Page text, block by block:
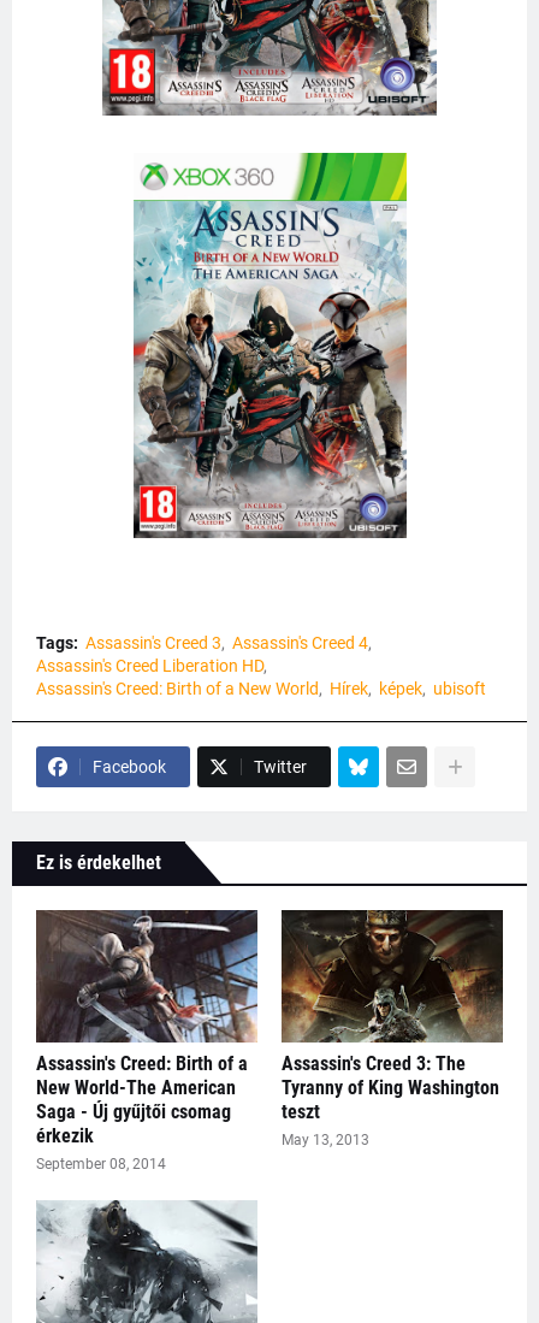
Tags: Assassin's Creed 3
Assassin's Creed 4
Assassin's Creed Liberation HD
Assassin's Creed: Birth of a New World
Hírek képek ubisoft
Facebook Twitter
Ez is érdekelhet
Assassin's Creed: Birth of a
New World-The American
Saga - Új gyűjtői csomag
érkezik
September 08, 2014
Assassin's Creed 3: The
Tyranny of King Washington
teszt
May 13, 2013